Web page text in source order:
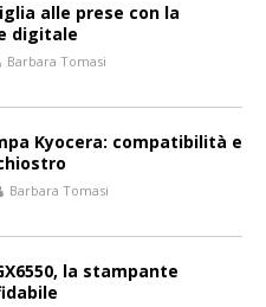
alle prese con la
digitale
Barbara Tomasi
Kyocera: compatibilità e
Barbara Tomasi
la stampante